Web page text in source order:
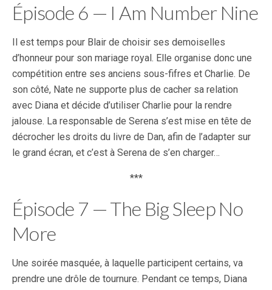
Épisode 6 — I Am Number Nine
Il est temps pour Blair de choisir ses demoiselles
d’honneur pour son mariage royal. Elle organise donc une
compétition entre ses anciens sous-fifres et Charlie. De
son côté, Nate ne supporte plus de cacher sa relation
avec Diana et décide d’utiliser Charlie pour la rendre
jalouse. La responsable de Serena s’est mise en tête de
décrocher les droits du livre de Dan, afin de l’adapter sur
le grand écran, et c’est à Serena de s’en charger…
***
Épisode 7 — The Big Sleep No
More
Une soirée masquée, à laquelle participent certains, va
prendre une drôle de tournure. Pendant ce temps, Diana